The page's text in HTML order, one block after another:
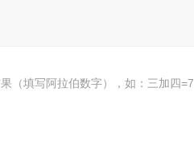
（填写阿拉伯数字），如：三加四=7